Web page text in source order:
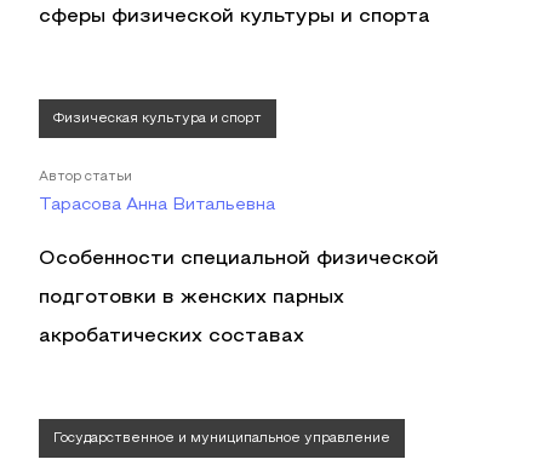
сферы физической культуры и спорта
Физическая культура и спорт
Автор статьи
Тарасова Анна Витальевна
Особенности специальной физической
подготовки в женских парных
акробатических составах
Государственное и муниципальное управление